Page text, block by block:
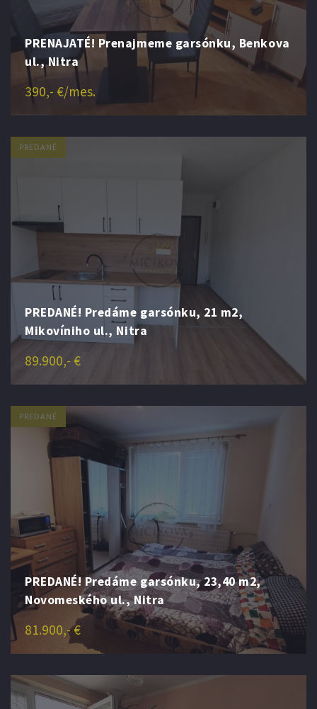
PRENAJATÉ! Prenajmeme garsónku, Benkova
ul., Nitra
390,- €/mes.
PREDANÉ
PREDANÉ! Predáme garsónku, 21 m2,
Mikovíniho ul., Nitra
89.900,- €
PREDANÉ
PREDANÉ! Predáme garsónku, 23,40 m2,
Novomeského ul., Nitra
81.900,- €